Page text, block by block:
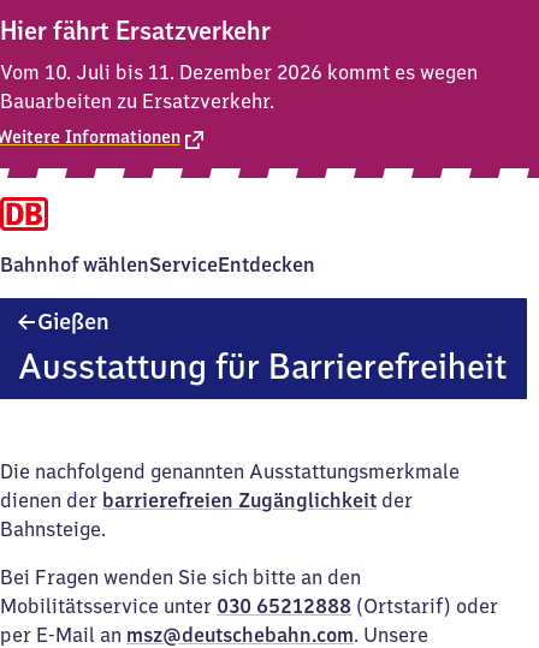
Hier fährt Ersatzverkehr
Vom 10. Juli bis 11. Dezember 2026 kommt es wegen
Bauarbeiten zu Ersatzverkehr.
Informationen
Bahnhof wählenServiceEntdecken
Gießen
Ausstattung für Barrierefreiheit
Die nachfolgend genannten Ausstattungsmerkmale
dienen der barrierefreien Zugänglichkeit der
Bahnsteige.
Bei Fragen wenden Sie sich bitte an den
Mobilitätsservice unter 030 65212888 (Ortstarif) oder
per E-Mail an msz@deutschebahn.com. Unsere